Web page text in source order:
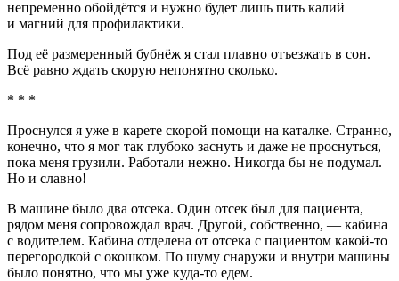
непременно обойдётся и нужно будет лишь пить калий
и магний для профилактики.
Под её размеренный бубнёж я стал плавно отъезжать в сон.
Всё равно ждать скорую непонятно сколько.
* * *
Проснулся я уже в карете скорой помощи на каталке. Странно,
конечно, что я мог так глубоко заснуть и даже не проснуться,
пока меня грузили. Работали нежно. Никогда бы не подумал.
Но и славно!
В машине было два отсека. Один отсек был для пациента,
рядом меня сопровождал врач. Другой, собственно, — кабина
с водителем. Кабина отделена от отсека с пациентом какой-то
перегородкой с окошком. По шуму снаружи и внутри машины
было понятно, что мы уже куда-то едем.